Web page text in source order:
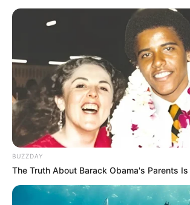
MEILLEURES OFFRES DE LA
BUZZDAY
The Truth About Barack Obama's Parents